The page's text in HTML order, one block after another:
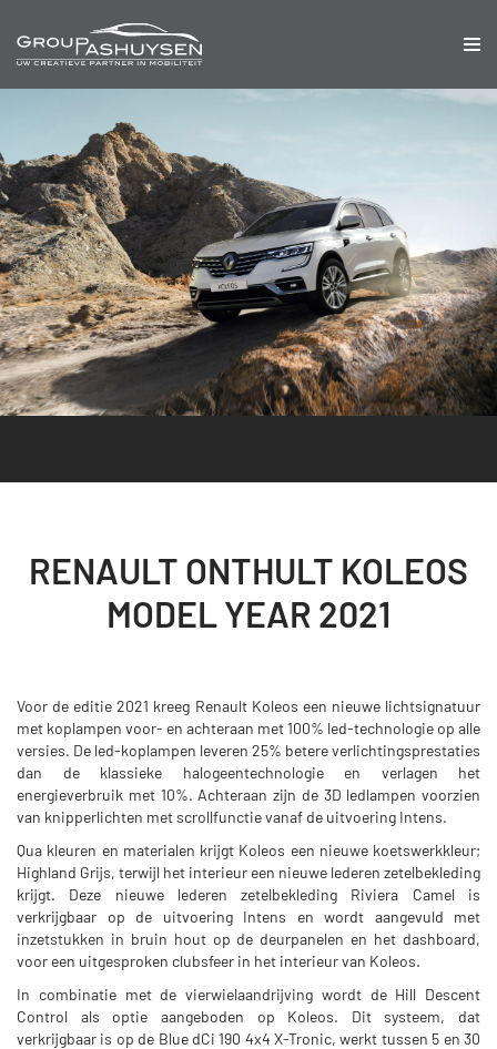
RENAULT ONTHULT KOLEOS
MODEL YEAR 2021
Voor de editie 2021 kreeg Renault Koleos een nieuwe lichtsignatuur
met koplampen voor- en achteraan met 100% led-technologie op alle
versies. De led-koplampen leveren 25% betere verlichtingsprestaties
dan de klassieke halogeentechnologie en verlagen het
energieverbruik met 10%. Achteraan zijn de 3D ledlampen voorzien
van knipperlichten met scrollfunctie vanaf de uitvoering Intens.
Qua kleuren en materialen krijgt Koleos een nieuwe koetswerkkleur;
Highland Grijs, terwijl het interieur een nieuwe lederen zetelbekleding
krijgt. Deze nieuwe lederen zetelbekleding Riviera Camel is
verkrijgbaar op de uitvoering Intens en wordt aangevuld met
inzetstukken in bruin hout op de deurpanelen en het dashboard,
voor een uitgesproken clubsfeer in het interieur van Koleos.
In combinatie met de vierwielaandrijving wordt de Hill Descent
Control als optie aangeboden op Koleos. Dit systeem, dat
verkrijgbaar is op de Blue dCi 190 4x4 X-Tronic, werkt tussen 5 en 30